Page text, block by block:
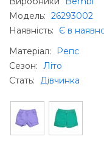
Модель: 26293002
Наявність:
Є в
Матеріал:
Репс
Сезон: Літо
Стать: Дівчинка